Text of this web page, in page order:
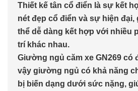
Thiết kế tân cổ điển là sự kết
nét đẹp cổ điển và sự hiện
thể dễ dàng kết hợp với nhiều
trí khác nhau.
Giường ngủ căm xe GN269 có
vậy giường ngủ có khả năng
bị biến dạng dưới sức nặng,